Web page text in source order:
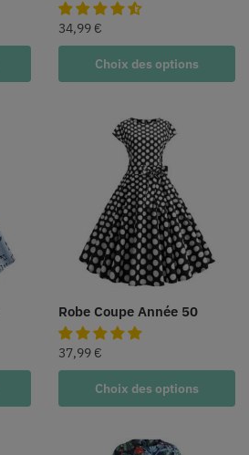
34,99 €
Choix des options
Robe Coupe Année 50
37,99 €
Choix des options